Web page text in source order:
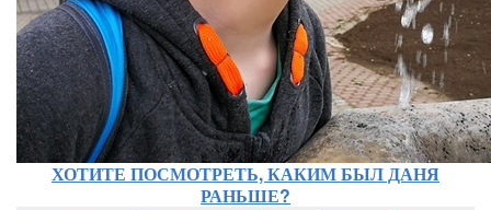
ХОТИТЕ ПОСМОТРЕТЬ, КАКИМ БЫЛ ДАНЯ
РАНЬШЕ?